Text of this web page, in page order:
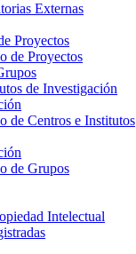
Externas
Proyectos
de Proyectos
de Investigación
de Centros e Institutos
de Grupos
Intelectual